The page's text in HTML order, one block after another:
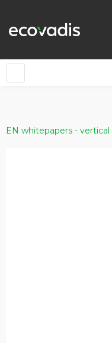
EN whitepapers - vertical